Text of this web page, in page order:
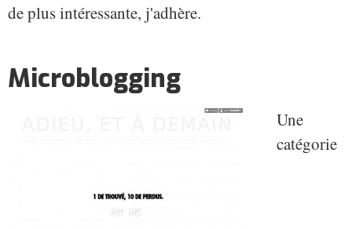
de plus intéressante, j'adhère.
Microblogging
Une
catégorie